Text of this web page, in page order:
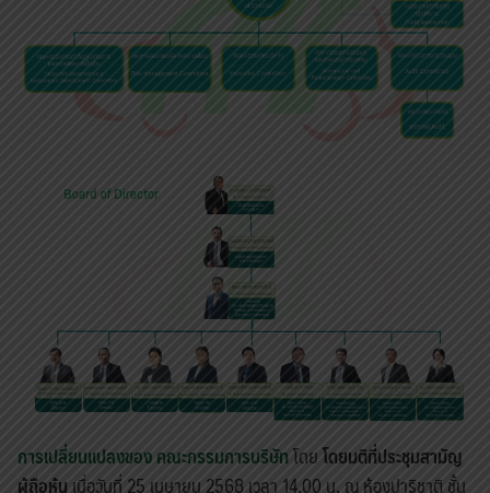
ติดต่อเรา
ไทย
การเปลี่ยนแปลงของ คณะกรรมการบริษัทโดยโดยมติที่ประชุมสามัญ
ผู้ถือหุ้น เมื่อวันที่ 25 เมษายน 2568 เวลา 14.00 น. ณ ห้องปาริชาติ ชั้น